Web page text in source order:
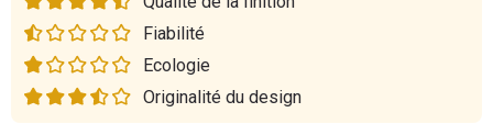
Fiabilité
Ecologie
Originalité du design